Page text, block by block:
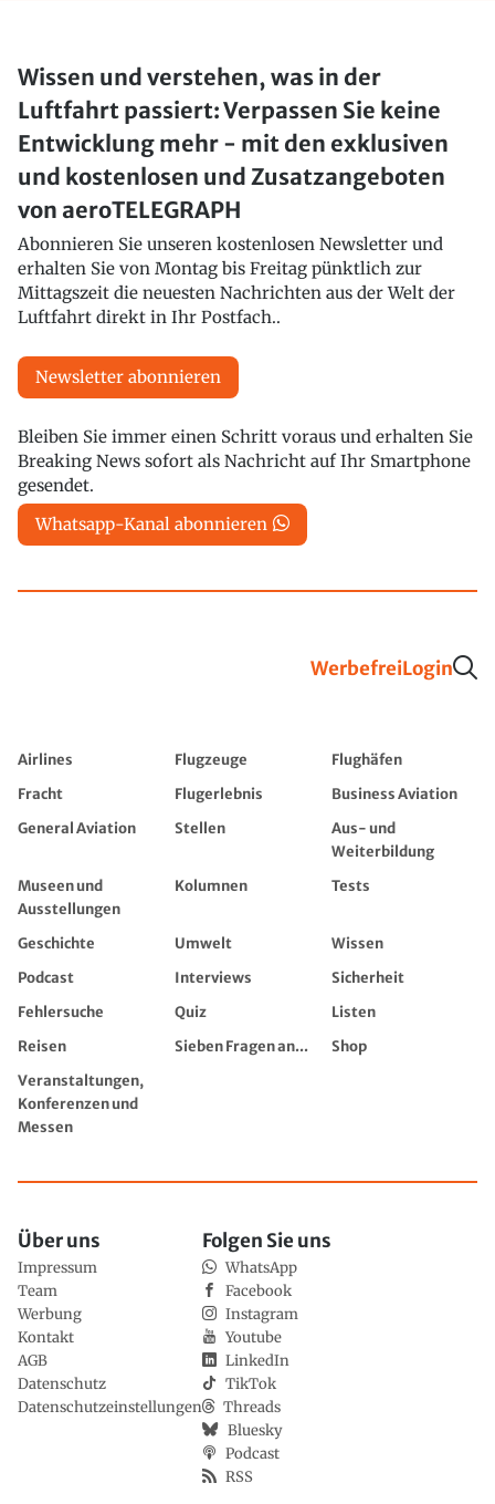
Wissen und verstehen, was in der
Luftfahrt passiert: Verpassen Sie keine
Entwicklung mehr - mit den exklusiven
und kostenlosen und Zusatzangeboten
von aeroTELEGRAPH
Abonnieren Sie unseren kostenlosen Newsletter und
erhalten Sie von Montag bis Freitag pünktlich zur
Mittagszeit die neuesten Nachrichten aus der Welt der
Luftfahrt direkt in Ihr Postfach..
Newsletter abonnieren
Bleiben Sie immer einen Schritt voraus und erhalten Sie
Breaking News sofort als Nachricht auf Ihr Smartphone
gesendet.
Whatsapp-Kanal abonnieren
WerbefreiLogin
Airlines Flugzeuge
Flughäfen
Fracht
Flugerlebnis
Business Aviation
General Aviation
Stellen
Aus- und
Weiterbildung
Museen und
Ausstellungen
Kolumnen Tests
Geschichte Umwelt
Wissen
Podcast
Interviews
Sicherheit
Fehlersuche
Quiz
Listen
Reisen
Sieben Fragen an...
Shop
Veranstaltungen,
Konferenzen und
Messen
Über uns
Impressum
Team
Werbung
Kontakt
AGB
Datenschutz
Datenschutzeinstellungen
Folgen Sie uns
WhatsApp
Facebook
Instagram
Youtube
LinkedIn
TikTok
Threads
Bluesky
Podcast
RSS